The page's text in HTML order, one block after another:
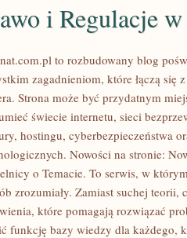
i Regulacje
to rozbudowany blog
zagadnieniom, które łączą się
Strona może być przydatnym
świecie internetu, sieci
hostingu, cyberbezpieczeństwa
Nowości na stronie:
o Temacie. To serwis, w
zrozumiały. Zamiast suchej
które pomagają rozwiązać
funkcję bazy wiedzy dla każdego,